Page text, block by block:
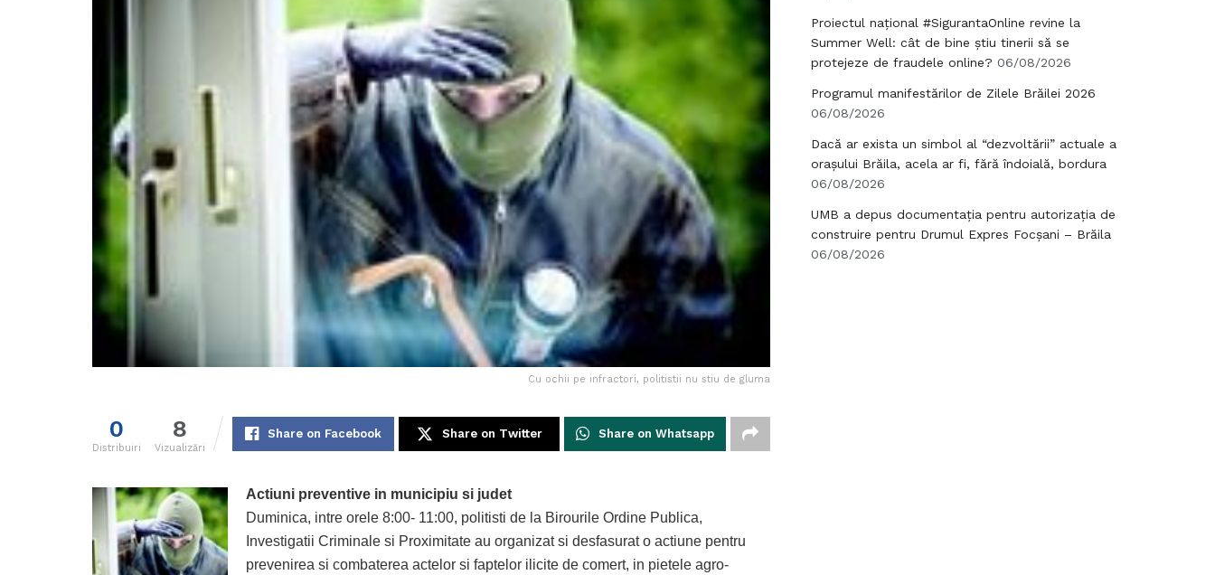
Cu ochii pe infractori, politistii nu stiu de gluma
0
Distribuiri
8
Vizualizări
Share on Facebook Share on Twitter Share on Whatsapp
Actiuni preventive in municipiu si judet
Duminica, intre orele 8:00- 11:00, politisti de la Birourile Ordine Publica,
Investigatii Criminale si Proximitate au organizat si desfasurat o actiune pentru
prevenirea si combaterea actelor si faptelor ilicite de comert, in pietele agro-
Proiectul național #SigurantaOnline revine la
Summer Well: cât de bine știu tinerii să se
protejeze de fraudele online? 06/08/2026
Programul manifestărilor de Zilele Brăilei 2026
06/08/2026
Dacă ar exista un simbol al “dezvoltării” actuale a
orașului Brăila, acela ar fi, fără îndoială, bordura
06/08/2026
UMB a depus documentația pentru autorizația de
construire pentru Drumul Expres Focșani – Brăila
06/08/2026